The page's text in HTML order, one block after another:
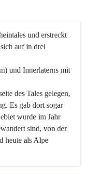
und erstreckt
auf in drei
und Innerlaterns mit
des Tales gelegen,
Es gab dort sogar
wurde im Jahr
sind, von der
heute als Alpe